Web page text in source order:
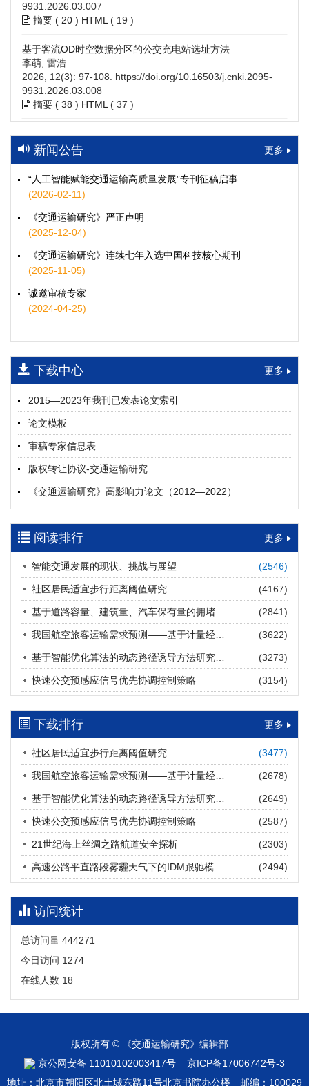
9931.2026.03.007
摘要 ( 20 ) HTML ( 19 )
基于客流OD时空数据分区的公交充电站选址方法
李萌, 雷浩
2026, 12(3): 97-108. https://doi.org/10.16503/j.cnki.2095-
9931.2026.03.008
摘要 ( 38 ) HTML ( 37 )
高速公路充电设施技术规划综述：场景需求、技术路线与配置
策略
2026, 12(3): 109-124.https://doi.org/10.16503/j.cnki.2095-
9931.2026.03.009
摘要 (
HTML
水运港-船多能源融合技术及集成应用——以宁波舟山港穿山港
童亮, 袁裕鹏, 袁成清, 唐道贵, 钟晓晖, 严新平
2026, 12(3): 125-136.
9931.2026.03.010
摘要 (31 ) HTML
师瑞峰, 程龙飞, 张凌志, 王亚彬, 刘状壮
2026, 12(3): 137-150.https://doi.org/10.16503/j.cnki.2095-
9931.2026.03.011
摘要 (15) HTML(13)
基于TimeXer模型的高速公路服务区充电负荷预测
孙偲赫, 宋国华, 朱子俊, 范鹏飞, 石莹
2026, 12(3): 151-162.
9931.2026.03.012
摘要 (21) HTML(21)
多层能源供给网络下高速公路系统韧性提升方法
郝泉霖, 兰富安, 赖波, 陈立栋, 宋志英, 郑帅
2026, 12(3): 163-175.https://doi.org/10.16503/j.cnki.2095-
9931.2026.03.013
摘要 (15) HTML(13)
道路建养运通用碳核算方法及应用
王元庆, 王皎, 刘圆圆, 于谦, 刘聂旸子, 杨诗雨
2026, 12(3): 176-189.https://doi.org/10.16503/j.cnki.2095-
9931.2026.03.014
摘要 (14) HTML(14)
西部陆海新通道氢走廊建设对交通运输领域低碳转型的推动作
用
罗文格, 黄承锋, 关海长
2026, 12(3): 190-201.https://doi.org/10.16503/j.cnki.2095-
9931.2026.03.015
摘要 (24) HTML(23)
交能融合背景下零碳货运走廊利益主体的策略演化与影响因素
张海涛, 姚琛, 唐治豪, 谢明辉, 王元庆
2026, 12(3): 202-216.https://doi.org/10.16503/j.cnki.2095-
9931.2026.03.016
摘要 (20) HTML(18)
新闻公告 更多
“人工智能赋能交通运输高质量发展”专刊征稿启事
(2026-02-11)
《交通运输研究》严正声明
(2025-12-04)
《交通运输研究》连续七年入选中国科技核心期刊
(2025-11-05)
诚邀审稿专家
(2024-04-25)
下载中心 更多
2015—2023年我刊已发表论文索引
论文模板
审稿专家信息表
版权转让协议-交通运输研究
《交通运输研究》高影响力论文（2012—2022）
中英文摘要撰写规范及样例
阅读排行 更多
智能交通发展的现状、挑战与展望 (2546)
社区居民适宜步行距离阈值研究 (4167)
(2841)
(3622)
(3273)
快速公交预感应信号优先协调控制策略 (3154)
下载排行 更多
社区居民适宜步行距离阈值研究 (3477)
(2678)
(2649)
快速公交预感应信号优先协调控制策略 (2587)
21世纪海上丝绸之路航道安全探析 (2303)
(2494)
访问统计
总访问量 444271
今日访问 1274
在线人数 18
版权所有 © 《交通运输研究》编辑部
京公网安备 11010102003417号
京ICP备17006742号-3
地址：北京市朝阳区北土城东路11号北京书院办公楼 邮编：100029